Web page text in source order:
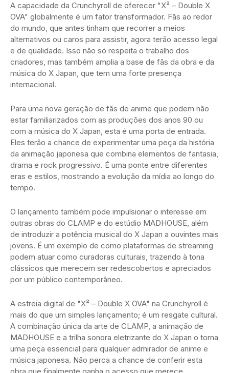
A capacidade da Crunchyroll de oferecer "X² – Double X
OVA" globalmente é um fator transformador. Fãs ao redor
do mundo, que antes tinham que recorrer a meios
alternativos ou caros para assistir, agora terão acesso legal
e de qualidade. Isso não só respeita o trabalho dos
criadores, mas também amplia a base de fãs da obra e da
música do X Japan, que tem uma forte presença
internacional.
Para uma nova geração de fãs de anime que podem não
estar familiarizados com as produções dos anos 90 ou
com a música do X Japan, esta é uma porta de entrada.
Eles terão a chance de experimentar uma peça da história
da animação japonesa que combina elementos de fantasia,
drama e rock progressivo. É uma ponte entre diferentes
eras e estilos, mostrando a evolução da mídia ao longo do
tempo.
O lançamento também pode impulsionar o interesse em
outras obras do CLAMP e do estúdio MADHOUSE, além
de introduzir a potência musical do X Japan a ouvintes mais
jovens. É um exemplo de como plataformas de streaming
podem atuar como curadoras culturais, trazendo à tona
clássicos que merecem ser redescobertos e apreciados
por um público contemporâneo.
A estreia digital de "X² – Double X OVA" na Crunchyroll é
mais do que um simples lançamento; é um resgate cultural.
A combinação única da arte de CLAMP, a animação de
MADHOUSE e a trilha sonora eletrizante do X Japan o torna
uma peça essencial para qualquer admirador de anime e
música japonesa. Não perca a chance de conferir esta